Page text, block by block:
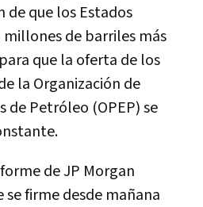
que los Estados
millones de barriles más
que la oferta de los
la Organización de
de Petróleo (OPEP) se
de JP Morgan
se firme desde mañana